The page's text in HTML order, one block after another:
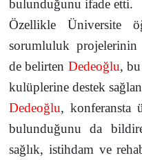
bulunduğunu ifade etti.
Özellikle Üniversite
sorumluluk projelerinin
de belirten Dedeoğlu,
kulüplerine destek
Dedeoğlu, konferansta
bulunduğunu da
sağlık, istihdam ve